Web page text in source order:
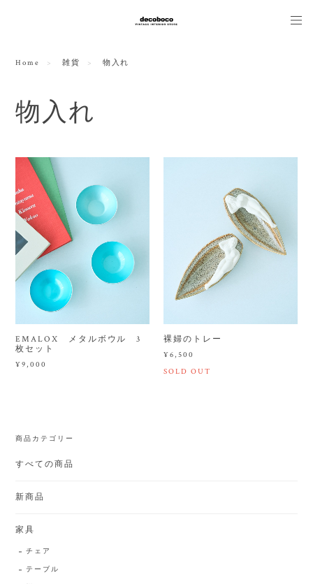
Home 雑貨 物入れ
物入れ
EMALOX メタルボウル 3
枚セット
¥9,000
裸婦のトレー
¥6,500
SOLD OUT
商品カテゴリー
すべての商品
新商品
家具
チェア
テーブル